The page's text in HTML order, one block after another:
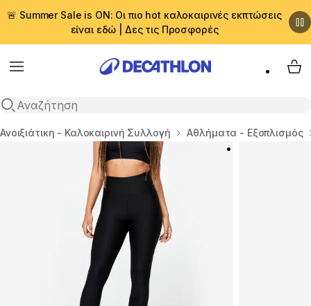
🚨 Summer Sale is ON: Οι πιο hot καλοκαιρινές εκπτώσεις
είναι εδώ | Δες τις Προσφορές
Menu
Αναζήτηση
My
Αρχική σελίδα
Ανοιξιάτικη - Καλοκαιρινή Συλλογή Αθλήματα - Εξοπλισμός